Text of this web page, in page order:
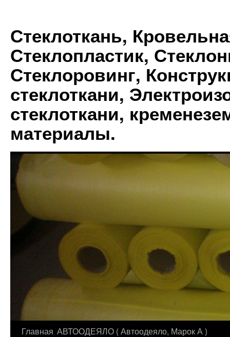
Стеклоткань,
Стеклопластик,
Стеклоровинг,
стеклоткани,
стеклоткани,
материалы.
Перейти
Главная АВТООДЕЯЛО ( Автоодеяло, Марок А )